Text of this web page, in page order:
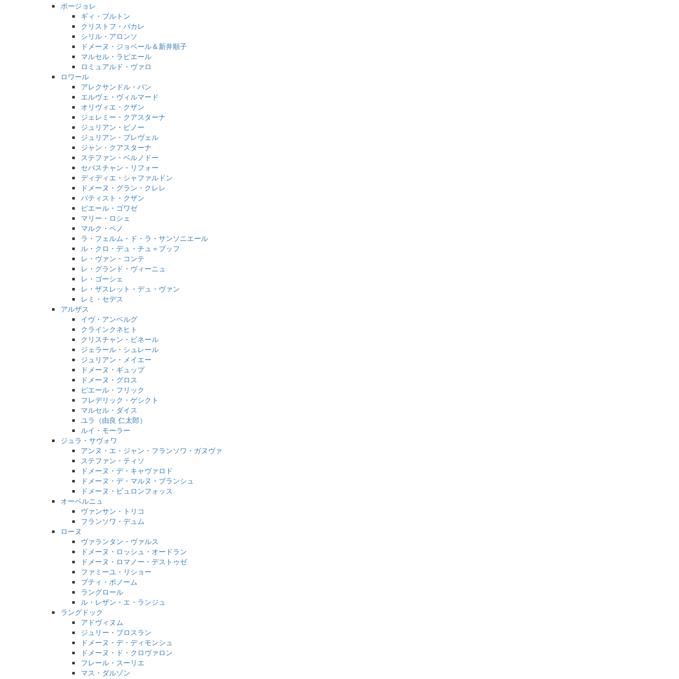
ボージョレ
ギィ・ブルトン
クリストフ・パカレ
シリル・アロンソ
ドメーヌ・ジョベール＆新井順子
マルセル・ラピエール
ロミュアルド・ヴァロ
ロワール
アレクサンドル・バン
エルヴェ・ヴィルマード
オリヴィエ・クザン
ジェレミー・クアスターナ
ジュリアン・ピノー
ジュリアン・プレヴェル
ジャン・クアスターナ
ステファン・ベルノドー
セバスチャン・リフォー
ディディエ・シャファルドン
ドメーヌ・グラン・クレレ
バティスト・クザン
ピエール・ゴワゼ
マリー・ロシェ
マルク・ペノ
ラ・フェルム・ド・ラ・サンソニエール
ル・クロ・デュ・チュ＝ブッフ
レ・ヴァン・コンテ
レ・グランド・ヴィーニュ
レ・ゴーシェ
レ・ザスレット・デュ・ヴァン
レミ・セデス
アルザス
イヴ・アンベルグ
クラインクネヒト
クリスチャン・ビネール
ジェラール・シュレール
ジュリアン・メイエー
ドメーヌ・ギュップ
ドメーヌ・グロス
ピエール・フリック
フレデリック・ゲシクト
マルセル・ダイス
ユラ（由良 仁太郎）
ルイ・モーラー
ジュラ・サヴォワ
アンヌ・エ・ジャン・フランソワ・ガヌヴァ
ステファン・ティソ
ドメーヌ・デ・キャヴァロド
ドメーヌ・デ・マルヌ・ブランシュ
ドメーヌ・ビュロンフォッス
オーベルニュ
ヴァンサン・トリコ
フランソワ・デュム
ローヌ
ヴァランタン・ヴァルス
ドメーヌ・ロッシュ・オードラン
ドメーヌ・ロマノー・デストゥゼ
ファミーユ・リショー
プティ・ボノーム
ラングロール
ル・レザン・エ・ランジュ
ラングドック
アドヴィヌム
ジュリー・ブロスラン
ドメーヌ・デ・ディモンシュ
ドメーヌ・ド・クロヴァロン
フレール・スーリエ
マス・ダルゾン